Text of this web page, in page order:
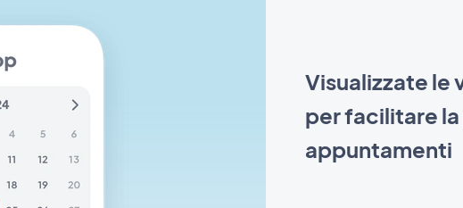
Visualizzate le
per facilitare
appuntamenti